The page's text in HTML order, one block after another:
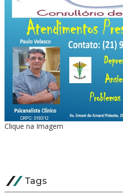
Clique na Imagem
Tags